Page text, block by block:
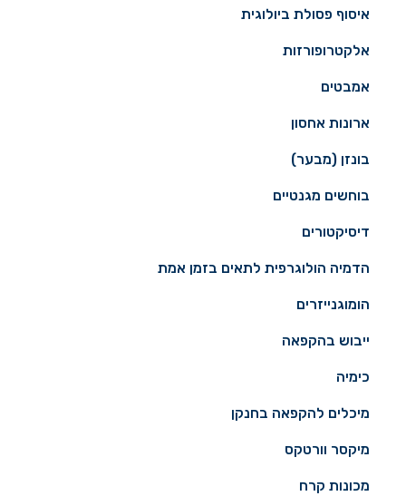
איסוף פסולת ביולוגית
אלקטרופורזות
אמבטים
ארונות אחסון
בונזן (מבער)
בוחשים מגנטיים
דיסיקטורים
הדמיה הולוגרפית לתאים בזמן אמת
הומוגנייזרים
ייבוש בהקפאה
כימיה
מיכלים להקפאה בחנקן
מיקסר וורטקס
מכונות קרח